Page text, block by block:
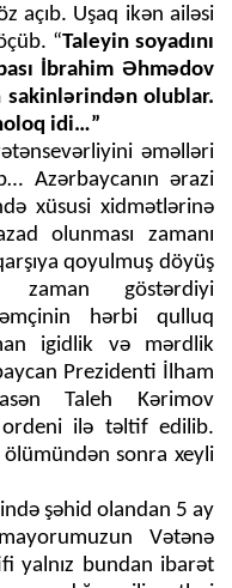
açıb. Uşaq ikən ailəsi
“Taleyin soyadını
İbrahim Əhmədov
olublar.
idi…”
əməlləri
Azərbaycanın ərazi
xüsusi xidmətlərinə
olunması zamanı
qoyulmuş döyüş
zaman göstərdiyi
hərbi qulluq
igidlik və mərdlik
Prezidenti İlham
Taleh Kərimov
ordeni ilə təltif edilib.
ölümündən sonra xeyli
şəhid olandan 5 ay
Vətənə
yalnız bundan ibarət